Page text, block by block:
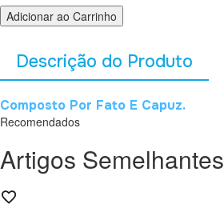
Adicionar ao Carrinho
Descrição do Produto
Composto Por Fato E Capuz.
Recomendados
Artigos Semelhantes